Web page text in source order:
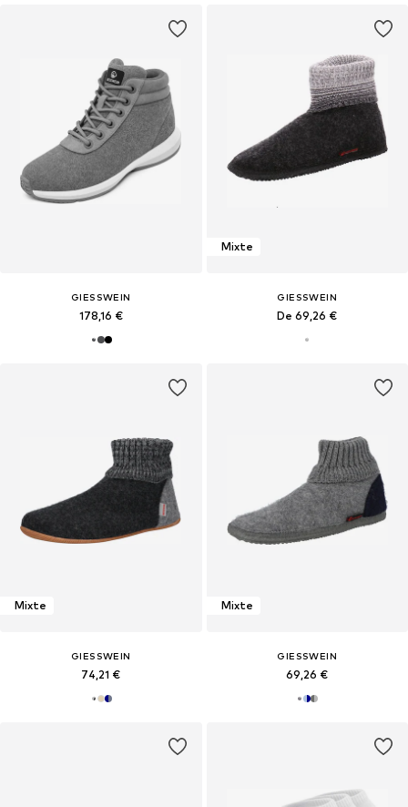
GIESSWEIN
178,16 €
Mixte
GIESSWEIN
De 69,26 €
Mixte
GIESSWEIN
74,21 €
Mixte
GIESSWEIN
69,26 €